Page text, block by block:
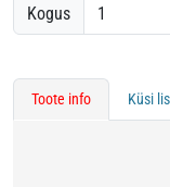
Kogus
Toote info Küsi